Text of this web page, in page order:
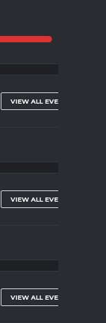
VIEW ALL EVENTS
VIEW ALL EVENTS
VIEW ALL EVENTS